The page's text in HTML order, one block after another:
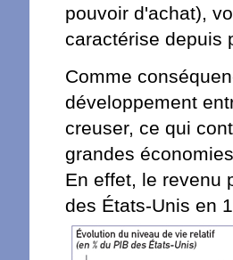
pouvoir d'achat),
caractérise depuis
Comme
développement
creuser, ce qui
grandes
En effet, le revenu
des États-Unis en